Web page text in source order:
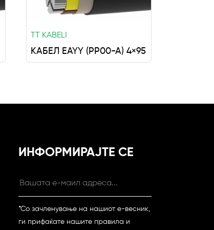
TT KABELI
КАБЕЛ EAYY (PP00-A) 4×95
ИНФОРМИРАЈТЕ СЕ
*Со зачленување на нашиот е-весник,
ги прифаќате нашите правила и